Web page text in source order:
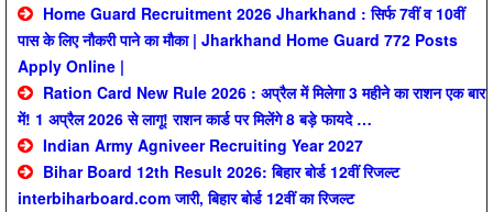
Home Guard Recruitment 2026 Jharkhand : सिर्फ 7वीं व 10वीं
पास के लिए नौकरी पाने का मौका | Jharkhand Home Guard 772 Posts
Apply Online |
Ration Card New Rule 2026 : अप्रैल में मिलेगा 3 महीने का राशन एक बार
में! 1 अप्रैल 2026 से लागू! राशन कार्ड पर मिलेंगे 8 बड़े फायदे …
Indian Army Agniveer Recruiting Year 2027
Bihar Board 12th Result 2026: बिहार बोर्ड 12वीं रिजल्ट
interbiharboard.com जारी, बिहार बोर्ड 12वीं का रिजल्ट